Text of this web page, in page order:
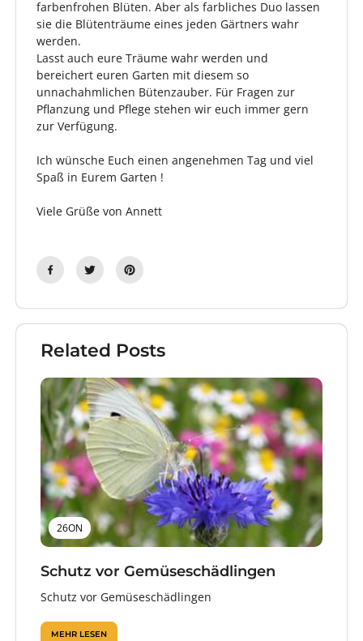
farbenfrohen Blüten. Aber als farbliches Duo lassen
sie die Blütenträume eines jeden Gärtners wahr
werden.
Lasst auch eure Träume wahr werden und
bereichert euren Garten mit diesem so
unnachahmlichen Bütenzauber. Für Fragen zur
Pflanzung und Pflege stehen wir euch immer gern
zur Verfügung.
Ich wünsche Euch einen angenehmen Tag und viel
Spaß in Eurem Garten !
Viele Grüße von Annett
Related Posts
26ON
Schutz vor Gemüseschädlingen
Schutz vor Gemüseschädlingen
MEHR LESEN